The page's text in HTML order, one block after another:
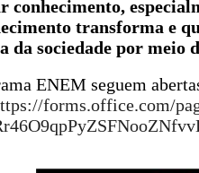
conhecimento,
transforma e
da sociedade por meio
ENEM seguem
forms.office.com/